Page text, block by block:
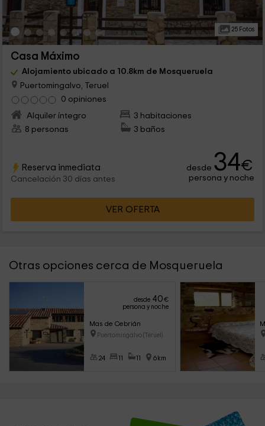
25 Fotos
Casa Máximo
Alojamiento ubicado a 10.8km de Mosqueruela
Puertomingalvo, Teruel
0 opiniones
Alquiler íntegro
3 habitaciones
8 personas
3 baños
Reserva inmediata
Cancelación 30 días antes
desde 34€
persona y noche
VER OFERTA
Otras opciones cerca de Mosqueruela
desde 40€
persona y noche
Mas de Cebrián
Puertomingalvo (Teruel)
24 11 11 6km